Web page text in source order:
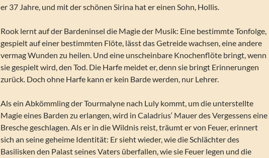
er 37 Jahre, und mit der schönen Sirina hat er einen Sohn, Hollis.
Rook lernt auf der Bardeninsel die Magie der Musik: Eine bestimmte Tonfolge,
gespielt auf einer bestimmten Flöte, lässt das Getreide wachsen, eine andere
vermag Wunden zu heilen. Und eine unscheinbare Knochenflöte bringt, wenn
sie gespielt wird, den Tod. Die Harfe meidet er, denn sie bringt Erinnerungen
zurück. Doch ohne Harfe kann er kein Barde werden, nur Lehrer.
Als ein Abkömmling der Tourmalyne nach Luly kommt, um die unterstellte
Magie eines Barden zu erlangen, wird in Caladrius‘ Mauer des Vergessens eine
Bresche geschlagen. Als er in die Wildnis reist, träumt er von Feuer, erinnert
sich an seine geheime Identität: Er sieht wieder, wie die Schlächter des
Basilisken den Palast seines Vaters überfallen, wie sie Feuer legen und die